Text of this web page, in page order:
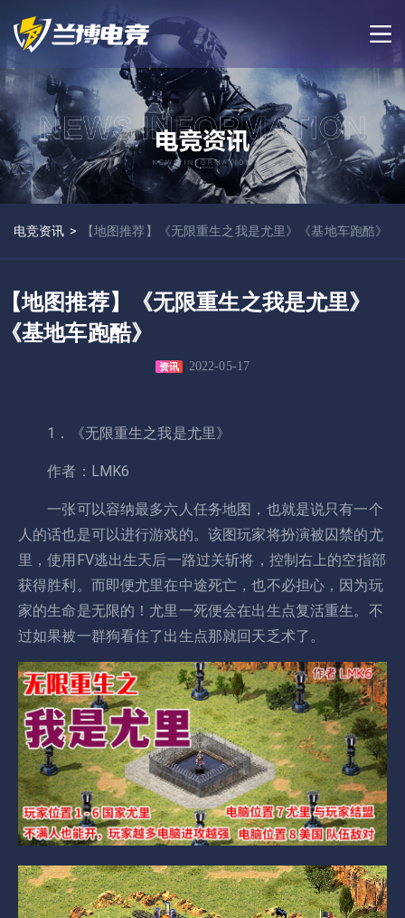
电竞资讯 > 【地图推荐】《无限重生之我是尤里》《基地车跑酷》
【地图推荐】《无限重生之我是尤里》
《基地车跑酷》
资讯 2022-05-17
1．《无限重生之我是尤里》
作者：LMK6
一张可以容纳最多六人任务地图，也就是说只有一个
人的话也是可以进行游戏的。该图玩家将扮演被囚禁的尤
里，使用FV逃出生天后一路过关斩将，控制右上的空指部
获得胜利。而即便尤里在中途死亡，也不必担心，因为玩
家的生命是无限的！尤里一死便会在出生点复活重生。不
过如果被一群狗看住了出生点那就回天乏术了。